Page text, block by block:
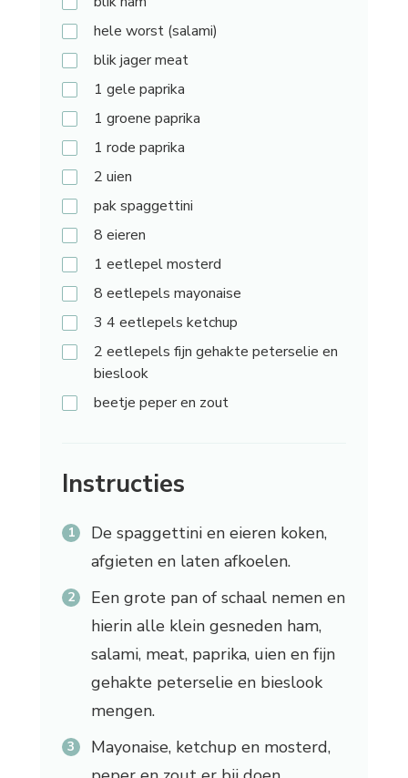
hele worst (salami)
blikjager meat
1 gele paprika
1 groene paprika
1 rode paprika
2 uien
pakspaggettini
8 eieren
1 eetlepel mosterd
8 eetlepels mayonaise
3 4 eetlepels ketchup
2 eetlepels fijn gehakte peterselie en
bieslook
beetje peper en zout
Instructies
De spaggettini en eieren koken,
afgieten en laten afkoelen.
Een grote pan of schaal nemen en
hierin alle klein gesneden ham,
salami, meat, paprika, uien en fijn
gehakte peterselie en bieslook
mengen.
Mayonaise, ketchup en mosterd,